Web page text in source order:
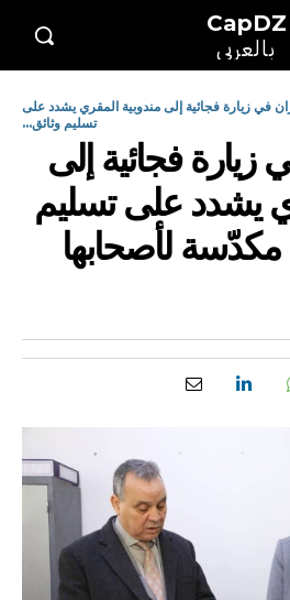
CapDZ
بالعربي
في زيارة فجائية إلى مندوبية المقري يشدد على
تسليم وثائق...
فجائية إلى
يشدد على تسليم
مكدّسة لأصحابها